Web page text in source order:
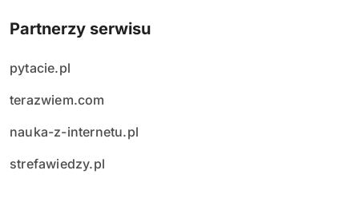
Partnerzy serwisu
pytacie.pl
terazwiem.com
nauka-z-internetu.pl
strefawiedzy.pl